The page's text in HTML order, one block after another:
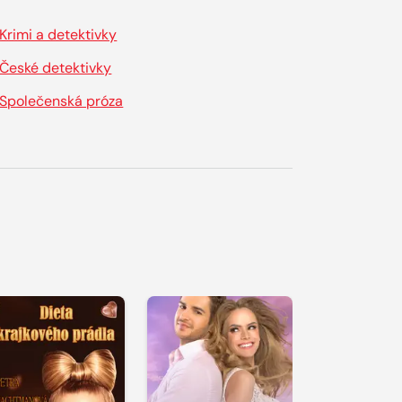
Krimi a detektivky
České detektivky
Společenská próza